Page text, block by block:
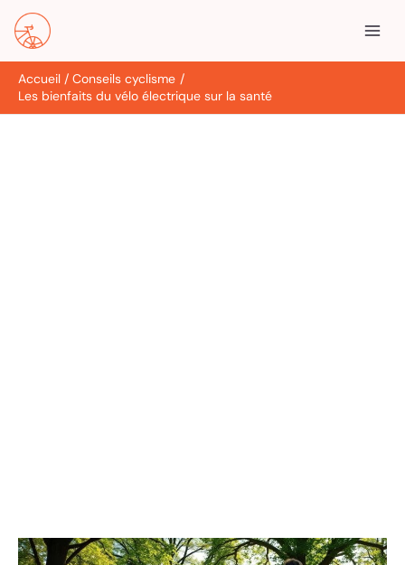
Aller
contenu
Accueil
Conseils cyclisme
Les bienfaits du vélo électrique sur la santé
R
e
c
h
e